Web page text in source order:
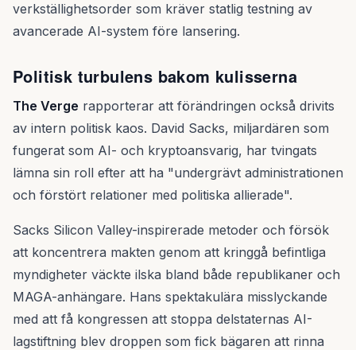
verkställighetsorder som kräver statlig testning av
avancerade AI-system före lansering.
Politisk turbulens bakom kulisserna
The Verge rapporterar att förändringen också drivits
av intern politisk kaos. David Sacks, miljardären som
fungerat som AI- och kryptoansvarig, har tvingats
lämna sin roll efter att ha "undergrävt administrationen
och förstört relationer med politiska allierade".
Sacks Silicon Valley-inspirerade metoder och försök
att koncentrera makten genom att kringgå befintliga
myndigheter väckte ilska bland både republikaner och
MAGA-anhängare. Hans spektakulära misslyckande
med att få kongressen att stoppa delstaternas AI-
lagstiftning blev droppen som fick bägaren att rinna